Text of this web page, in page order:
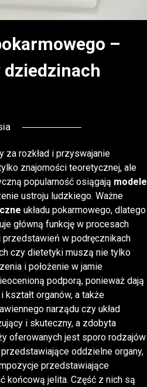
–
za rozkład i przyswajanie
znajomości teoretycznej, ale
popularność osiągają modele
ustroju ludzkiego. Ważne
układu pokarmowego, dlatego
główną funkcję w procesach
w podręcznikach
czy dietetyki muszą nie tylko
i położenie w jamie
podporą, ponieważ dają
organów, a także
narządu czy układ
i skuteczny, a zdobyta
oferowanych jest sporo rodzajów
przedstawiające oddzielne organy,
przedstawiające
końcową jelita. Część z nich są